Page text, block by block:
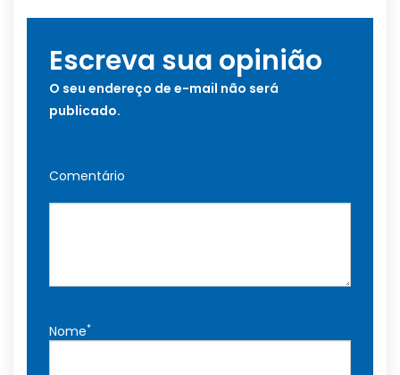
Escreva sua opinião
O seu endereço de e-mail não será
publicado.
Comentário
Nome*